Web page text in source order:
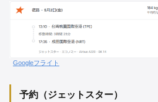
Googleフライト
予約（ジェットスター）